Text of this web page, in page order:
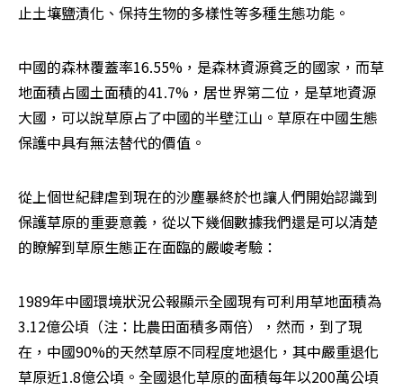
止土壤鹽漬化、保持生物的多樣性等多種生態功能。
中國的森林覆蓋率16.55%，是森林資源貧乏的國家，而草
地面積占國土面積的41.7%，居世界第二位，是草地資源
大國，可以說草原占了中國的半壁江山。草原在中國生態
保護中具有無法替代的價值。
從上個世紀肆虐到現在的沙塵暴終於也讓人們開始認識到
保護草原的重要意義，從以下幾個數據我們還是可以清楚
的瞭解到草原生態正在面臨的嚴峻考驗：
1989年中國環境狀況公報顯示全國現有可利用草地面積為
3.12億公頃（注：比農田面積多兩倍），然而，到了現
在，中國90%的天然草原不同程度地退化，其中嚴重退化
草原近1.8億公頃。全國退化草原的面積每年以200萬公頃